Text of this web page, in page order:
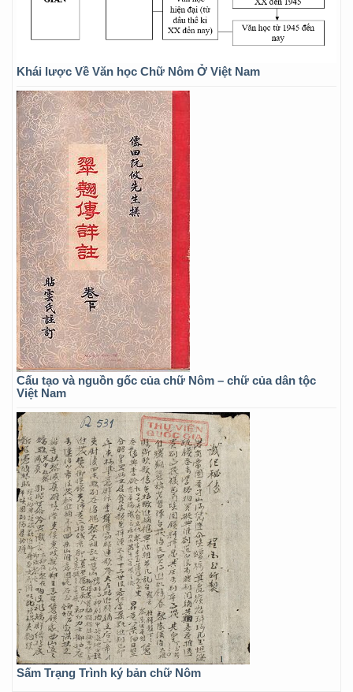
Khái lược Về Văn học Chữ Nôm Ở Việt Nam
Cấu tạo và nguồn gốc của chữ Nôm – chữ của dân tộc
Việt Nam
Sấm Trạng Trình ký bản chữ Nôm